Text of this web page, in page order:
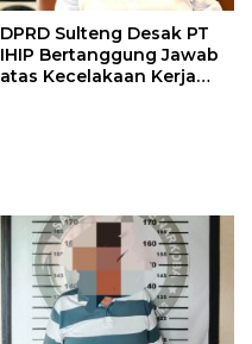
DPRD Sulteng Desak PT
IHIP Bertanggung Jawab
atas Kecelakaan Kerja